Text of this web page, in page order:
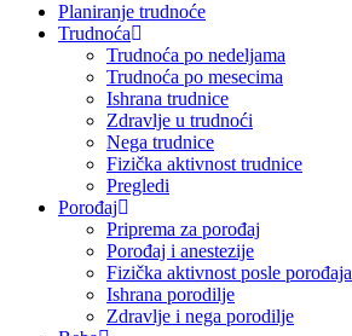
Planiranje trudnoće
Trudnoća
Trudnoća po nedeljama
Trudnoća po mesecima
Ishrana trudnice
Zdravlje u trudnoći
Nega trudnice
Fizička aktivnost trudnice
Pregledi
Porođaj
Priprema za porođaj
Porođaj i anestezije
Fizička aktivnost posle porođaja
Ishrana porodilje
Zdravlje i nega porodilje